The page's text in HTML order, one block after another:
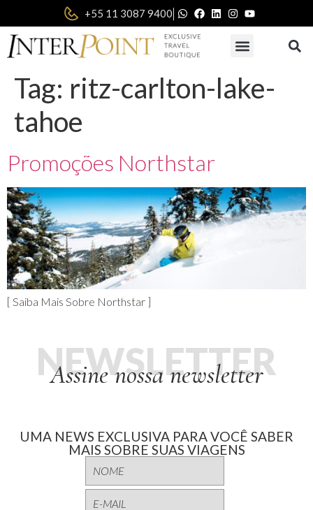
+55 11 3087 9400|
Tag: ritz-carlton-lake-
tahoe
Promoções Northstar
[ Saiba Mais Sobre Northstar ]
Assine nossa newsletter
NEWSLETTER
UMA NEWS EXCLUSIVA PARA VOCÊ SABER
MAIS SOBRE SUAS VIAGENS